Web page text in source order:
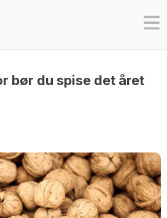
bør du spise det året